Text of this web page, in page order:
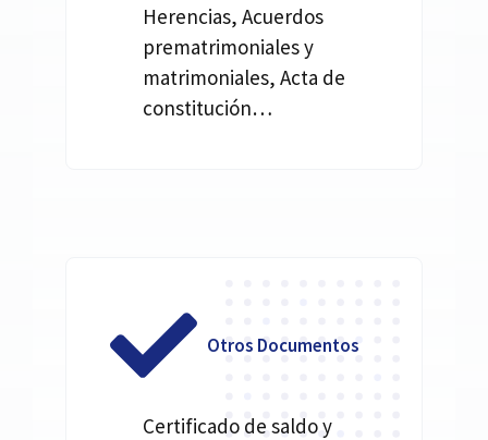
Herencias, Acuerdos
prematrimoniales y
matrimoniales, Acta de
constitución…
Otros Documentos
Certificado de saldo y